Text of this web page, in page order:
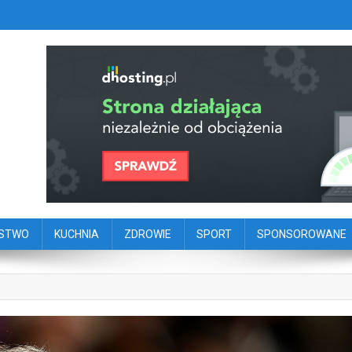
portal dziennikarstwa
KUCHNIA ZDROWIE SPORT SPONSOROWANE